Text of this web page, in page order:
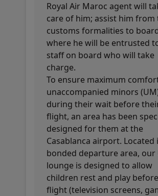
Royal Air Maroc agent will
care of him; assist him from
customs formalities to
where he will be entrusted
staff on board who will take
charge.
To ensure maximum
unaccompanied minors
during their wait before
flight, an area has been
designed for them at the
Casablanca airport. Located
bonded departure area, our
lounge is designed to allow
children rest and play
flight (television screens,